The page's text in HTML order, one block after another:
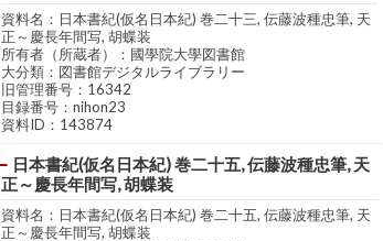
資料名：日本書紀(仮名日本紀) 巻二十三, 伝藤波種忠筆, 天
正～慶長年間写, 胡蝶装
所有者（所蔵者）：國學院大學図書館
大分類：図書館デジタルライブラリー
旧管理番号：16342
目録番号：nihon23
資料ID：143874
日本書紀(仮名日本紀) 巻二十五, 伝藤波種忠筆, 天
正～慶長年間写, 胡蝶装
資料名：日本書紀(仮名日本紀) 巻二十五, 伝藤波種忠筆, 天
正～慶長年間写, 胡蝶装